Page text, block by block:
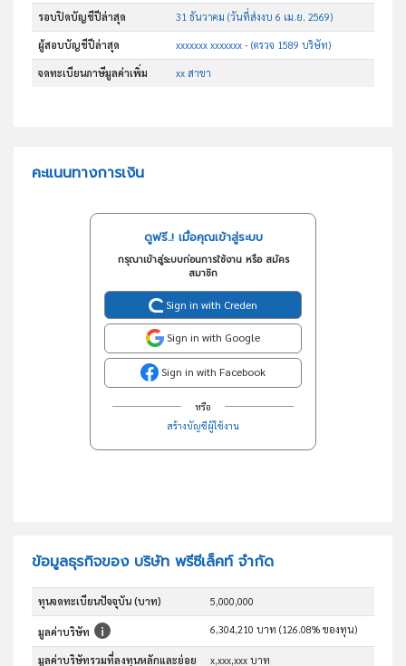
รอบปิดบัญชีปีล่าสุด 31 ธันวาคม (วันที่ส่งงบ 6 เม.ย. 2569)
ผู้สอบบัญชีปีล่าสุด xxxxxxx xxxxxxx - (ตรวจ 1589 บริษัท)
จดทะเบียนภาษีมูลค่าเพิ่ม xx สาขา
คะแนนทางการเงิน
ดูฟรี..! เมื่อคุณเข้าสู่ระบบ
กรุณาเข้าสู่ระบบก่อนการใช้งาน หรือ สมัคร
สมาชิก
Sign in with Creden
Sign in with Google
Sign in with Facebook
หรือ
สร้างบัญชีผู้ใช้งาน
ข้อมูลธุรกิจของ บริษัท พรีซีเล็คท์ จำกัด
ทุนจดทะเบียนปัจจุบัน (บาท) 5,000,000
มูลค่าบริษัท 6,304,210 บาท (126.08% ของทุน)
มูลค่าบริษัทรวมที่ลงทุนหลักและย่อย x,xxx,xxx บาท